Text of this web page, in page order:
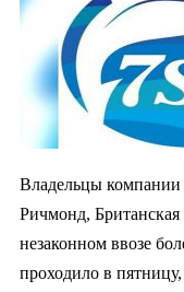
Владельцы
Ричмонд,
незаконном ввозе
проходило в